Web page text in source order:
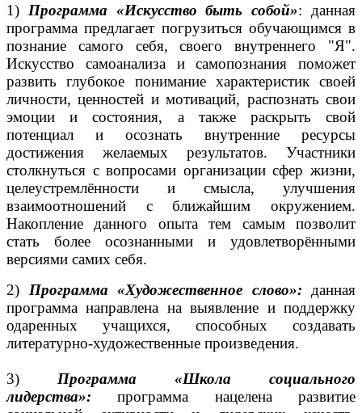
1) Программа «Искусство быть собой»: данная
программа предлагает погрузиться обучающимся в
познание самого себя, своего внутреннего "Я".
Искусство самоанализа и самопознания поможет
развить глубокое понимание характеристик своей
личности, ценностей и мотиваций, распознать свои
эмоции и состояния, а также раскрыть свой
потенциал и осознать внутренние ресурсы
достижения желаемых результатов. Участники
столкнуться с вопросами организации сфер жизни,
целеустремлённости и смысла, улучшения
взаимоотношений с ближайшим окружением.
Накопление данного опыта тем самым позволит
стать более осознанными и удовлетворёнными
версиями самих себя.
2) Программа «Художественное слово»: данная
программа направлена на выявление и поддержку
одаренных учащихся, способных создавать
литературно-художественные произведения.
3) Программа «Школа социального
лидерства»: программа нацелена развитие